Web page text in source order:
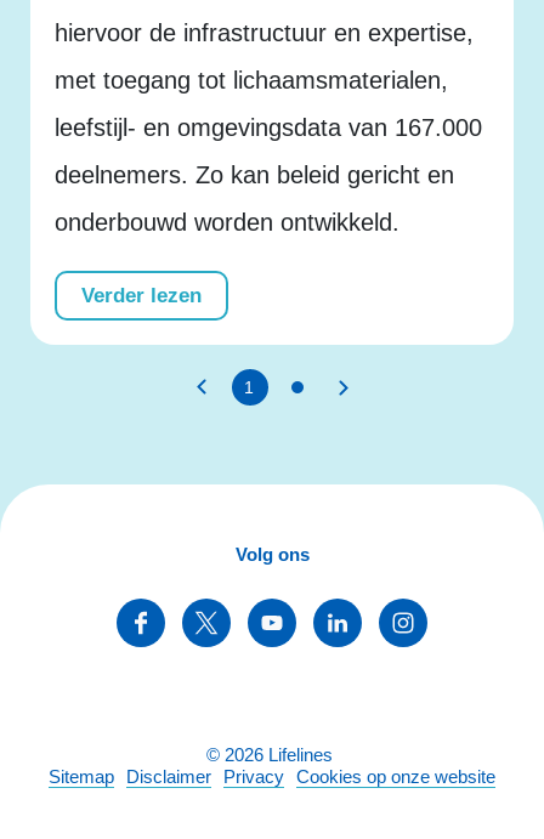
hiervoor de infrastructuur en expertise,
met toegang tot lichaamsmaterialen,
leefstijl- en omgevingsdata van 167.000
deelnemers. Zo kan beleid gericht en
onderbouwd worden ontwikkeld.
Verder lezen
1
Volg ons
© 2026 Lifelines
Sitemap
Disclaimer Privacy Cookies op onze website